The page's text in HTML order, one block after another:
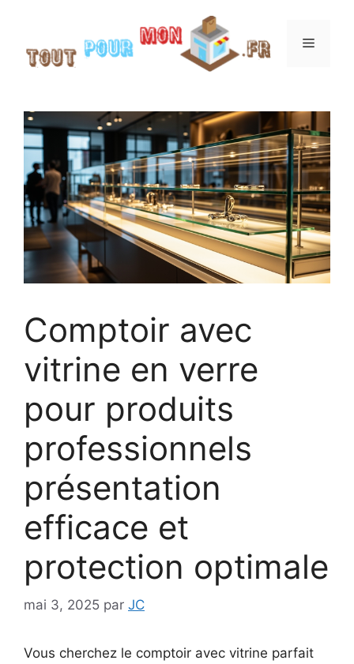
contenu
Menu
Comptoir avec
vitrine en verre
pour produits
professionnels
présentation
efficace et
protection optimale
mai 3, 2025 par JC
Vous cherchez le comptoir avec vitrine parfait